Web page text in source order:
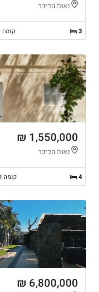
נאות הכיכר
3 קומה 1 מ-1
1,550,000 ₪
נאות הכיכר
4 קומה 1 מ-2
6,800,000 ₪